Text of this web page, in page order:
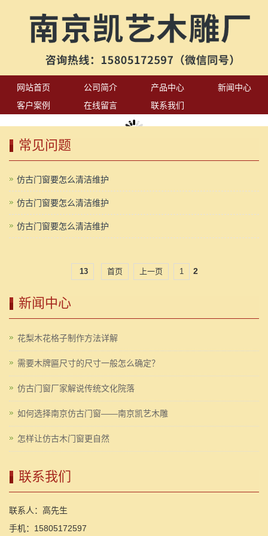
网站首页 公司简介 产品中心
新闻中心
客户案例
在线留言 联系我们
常见问题
仿古门窗要怎么清洁维护
仿古门窗要怎么清洁维护
仿古门窗要怎么清洁维护
13 首页 上一页 1 2
新闻中心
花梨木花格子制作方法详解
需要木牌匾尺寸的尺寸一般怎么确定？
仿古门窗厂家解说传统文化院落
如何选择南京仿古门窗——南京凯艺木雕
怎样让仿古木门窗更自然
联系我们
联系人：高先生
手机：15805172597